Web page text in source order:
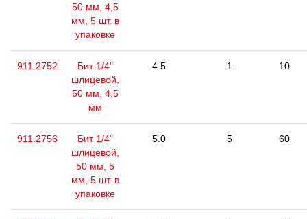
50 мм, 4,5
мм, 5 шт. в
упаковке
911.2752
Бит 1/4"
шлицевой,
50 мм, 4,5
мм
4.5 1 10
911.2756
Бит 1/4"
шлицевой,
50 мм, 5
мм, 5 шт. в
упаковке
5.0 5 60